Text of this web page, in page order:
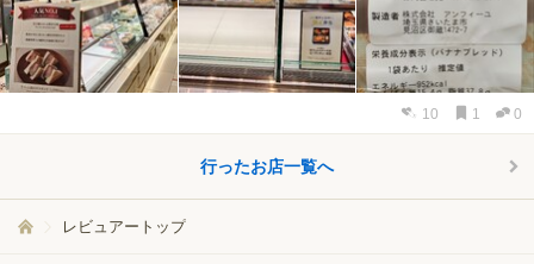
10 1 0
行ったお店一覧へ
レビュアートップ